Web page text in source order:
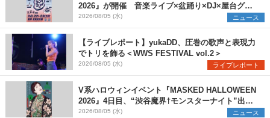
2026』が開催 音楽ライブ×盆踊り×DJ×屋台グル
メ×ランタンナイトで彩る2日間
2026/08/05 (水) ニュース
【ライブレポート】yukaDD、圧巻の歌声と表現力
でトリを飾る＜WWS FESTIVAL vol.2＞
2026/08/05 (水) ライブレポート
V系ハロウィンイベント『MASKED HALLOWEEN
2026』4日目、“渋谷魔界†モンスターナイト”出演6
組を発表
2026/08/05 (水) ニュース